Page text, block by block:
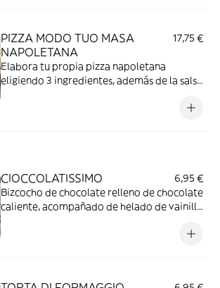
PIZZA MODO TUO MASA
NAPOLETANA
17,75 €
Elabora tu propia pizza napoletana
eligiendo 3 ingredientes, además de la salsa
CIOCCOLATISSIMO
6,95 €
Bizcocho de chocolate relleno de chocolate
caliente, acompañado de helado de vainilla